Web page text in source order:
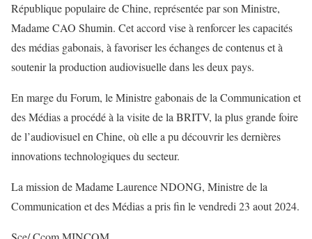
République populaire de Chine, représentée par son Ministre,
Madame CAO Shumin. Cet accord vise à renforcer les capacités
des médias gabonais, à favoriser les échanges de contenus et à
soutenir la production audiovisuelle dans les deux pays.
En marge du Forum, le Ministre gabonais de la Communication et
des Médias a procédé à la visite de la BRITV, la plus grande foire
de l’audiovisuel en Chine, où elle a pu découvrir les dernières
innovations technologiques du secteur.
La mission de Madame Laurence NDONG, Ministre de la
Communication et des Médias a pris fin le vendredi 23 aout 2024.